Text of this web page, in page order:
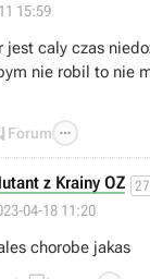
15:59
jest caly czas
nie robil to nie
Forum 
z Krainy OZ
04-18 11:20
chorobe jakas